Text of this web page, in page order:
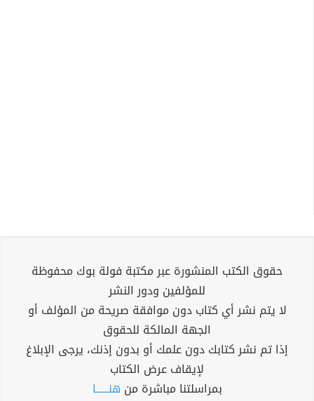
حقوق الكتب المنشورة عبر مكتبة فولة بوك محفوظة
للمؤلفين ودور النشر
لا يتم نشر أي كتاب دون موافقة صريحة من المؤلف أو
الجهة المالكة للحقوق
إذا تم نشر كتابك دون علمك أو بدون إذنك، يرجى الإبلاغ
لإيقاف عرض الكتاب
بمراسلتنا مباشرة من هنــــــا